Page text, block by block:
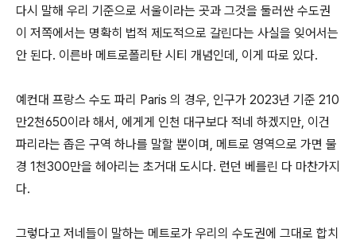
다시 말해 우리 기준으로 서울이라는 곳과 그것을 둘러싼 수도권
이 저쪽에서는 명확히 법적 제도적으로 갈린다는 사실을 잊어서는
안 된다. 이른바 메트로폴리탄 시티 개념인데, 이게 따로 있다.
예컨대 프랑스 수도 파리 Paris 의 경우, 인구가 2023년 기준 210
만2천650이라 해서, 에게게 인천 대구보다 적네 하겠지만, 이건
파리라는 좁은 구역 하나를 말할 뿐이며, 메트로 영역으로 가면 물
경 1천300만을 헤아리는 초거대 도시다. 런던 베를린 다 마찬가지
다.
그렇다고 저네들이 말하는 메트로가 우리의 수도권에 그대로 합치